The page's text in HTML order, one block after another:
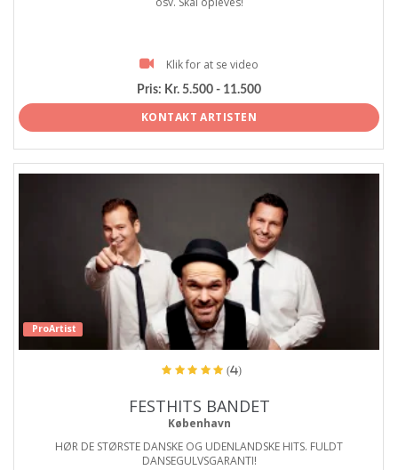
Klik for at se video
Pris: Kr. 5.500 - 11.500
KONTAKT ARTISTEN
ProArtist
(4)
FESTHITS BANDET
København
HØR DE STØRSTE DANSKE OG UDENLANDSKE HITS. FULDT
DANSEGULVSGARANTI!